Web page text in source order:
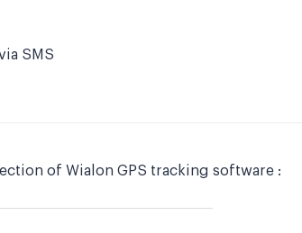
SMS
of Wialon GPS tracking software :